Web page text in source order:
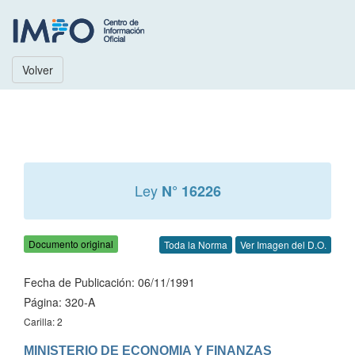
Volver
Ley N° 16226
Documento original Toda la Norma Ver Imagen del D.O.
Fecha de Publicación: 06/11/1991
Página: 320-A
Carilla: 2
MINISTERIO DE ECONOMIA Y FINANZAS